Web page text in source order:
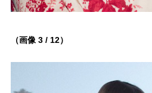
（画像 3 / 12）